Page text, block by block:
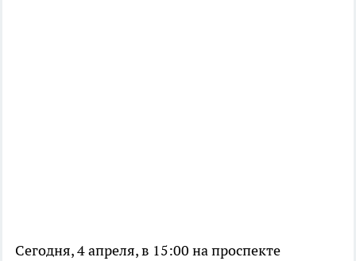
Сегодня, 4 апреля, в 15:00 на проспекте